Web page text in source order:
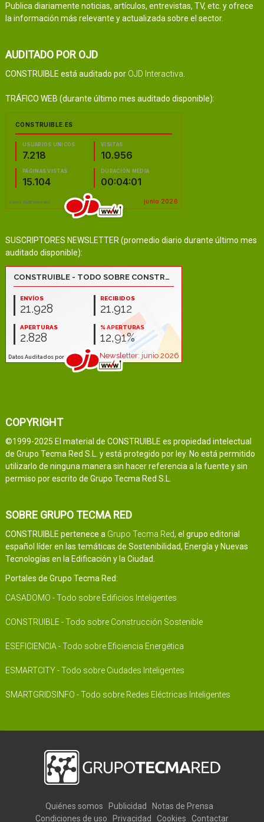
Publica diariamente noticias, artículos, entrevistas, TV, etc. y ofrece
la información más relevante y actualizada sobre el sector.
AUDITADO POR OJD
CONSTRUIBLE está auditado por OJD Interactiva
TRÁFICO WEB (durante último mes auditado disponible):
SUSCRIPTORES NEWSLETTER (promedio diario durante último mes
auditado disponible):
COPYRIGHT
©1999-2025 El material de CONSTRUIBLE es propiedad intelectual
de Grupo Tecma Red S.L. y está protegido por ley. No está permitido
utilizarlo de ninguna manera sin hacer referencia a la fuente y sin
permiso por escrito de Grupo Tecma Red S.L.
SOBRE GRUPO TECMA RED
CONSTRUIBLE pertenece a Grupo Tecma Red, el grupo editorial
español líder en las temáticas de Sostenibilidad, Energía y Nuevas
Tecnologías en la Edificación y la Ciudad.
Portales de Grupo Tecma Red:
CASADOMO - Todo sobre Edificios Inteligentes
CONSTRUIBLE - Todo sobre Construcción Sostenible
ESEFICIENCIA - Todo sobre Eficiencia Energética
ESMARTCITY - Todo sobre Ciudades Inteligentes
SMARTGRIDSINFO - Todo sobre Redes Eléctricas Inteligentes
Quiénes somos Publicidad
Notas de Prensa
Condiciones de uso
Privacidad Cookies Contactar